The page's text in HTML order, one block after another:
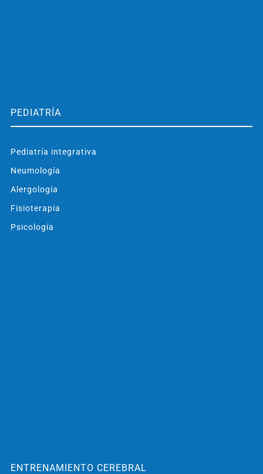
PEDIATRÍA
Pediatría integrativa
Neumología
Alergología
Fisioterapia
Psicología
ENTRENAMIENTO CEREBRAL